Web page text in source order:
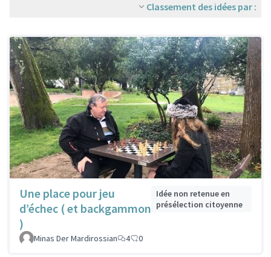
Classement des idées par :
Une place pour jeu
d’échec ( et backgammon
)
Idée non retenue en
présélection citoyenne
Minas Der Mardirossian 4 0